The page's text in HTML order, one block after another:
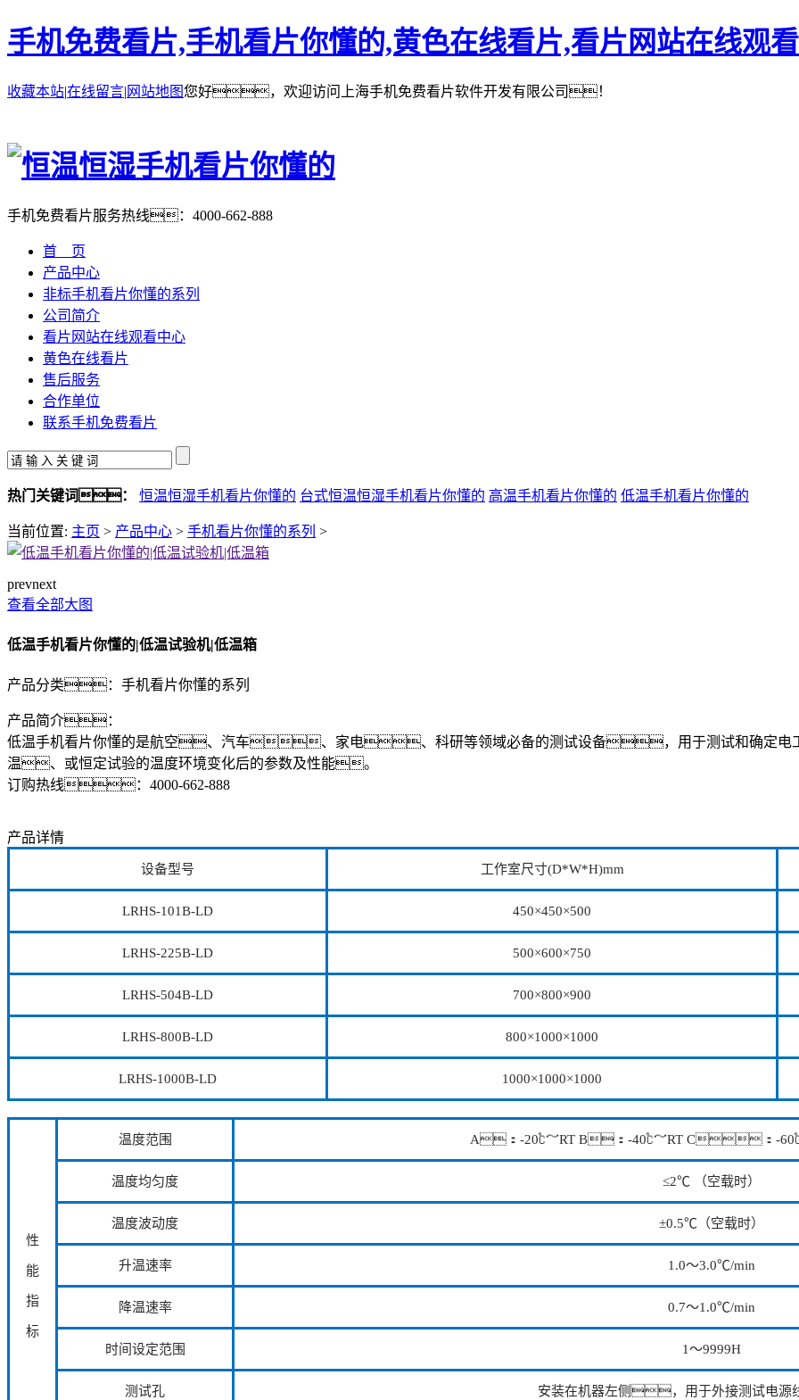
手机免费看片,手机看片你懂的,黄色在线看片,看片网站在线观看
收藏本站|在线留言| 网站地图您好，欢迎访问上海手机免费看片软件开发有限公司！
手机免费看片服务热线： 4000-662-888
首 页
产品中心
非标手机看片你懂的系列
公司简介
看片网站在线观看中心
黄色在线看片
售后服务
合作单位
联系手机免费看片
热门关键词： 恒温恒湿手机看片你懂的 台式恒温恒湿手机看片你懂的 高温手机看片你懂的 低温手机看片你懂的
当前位置: 主页 > 产品中心 > 手机看片你懂的系列 >
prevnext
查看全部大图
低温手机看片你懂的|低温试验机|低温箱
产品分类： 手机看片你懂的系列
产品简介：
低温手机看片你懂的是航空、汽车、家电、科研等领域必备的测试设备，用于测试和确定
温、或恒定试验的温度环境变化后的参数及性能。
订购热线： 4000-662-888
产品详情
设备型号 工作室尺寸(D*W*H)mm
LRHS-101B-LD 450×450×500
LRHS-225B-LD 500×600×750
LRHS-504B-LD 700×800×900
LRHS-800B-LD 800×1000×1000
LRHS-1000B-LD 1000×1000×1000
性
能
指
标
温度范围 A：-20℃～RT B：-40℃～RT C：-
温度均匀度 ≤2℃ （空载时）
温度波动度 ±0.5℃（空载时）
升温速率 1.0～3.0℃/min
降温速率 0.7～1.0℃/min
时间设定范围 1～9999H
测试孔 安装在机器左侧，用于外接测试电源